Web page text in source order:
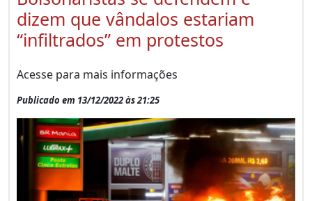
dizem que vândalos estariam
“infiltrados” em protestos
Acesse para mais informações
Publicado em 13/12/2022 às 21:25